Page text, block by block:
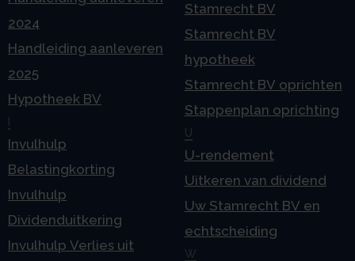
2024
Handleiding aanleveren
2025
Hypotheek BV
Invulhulp
Belastingkorting
Invulhulp
Dividenduitkering
Invulhulp Verlies uit
Stamrecht BV
Stamrecht BV
hypotheek
Stamrecht BV oprichten
Stappenplan oprichting
U
U-rendement
Uitkeren van dividend
Uw Stamrecht BV en
echtscheiding
W